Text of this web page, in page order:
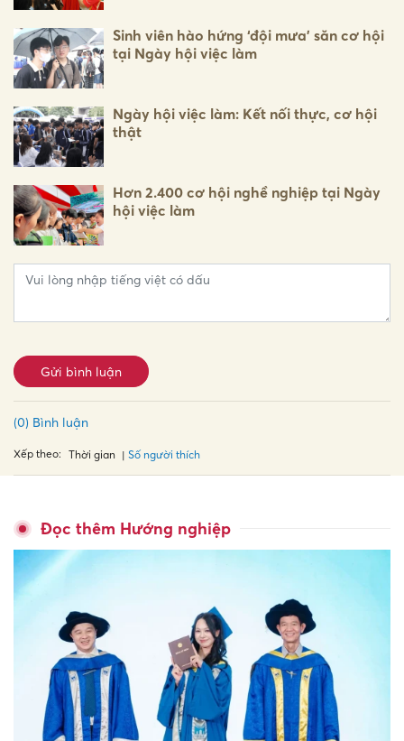
Sinh viên hào hứng ‘đội mưa’ săn cơ hội
tại Ngày hội việc làm
Ngày hội việc làm: Kết nối thực, cơ hội
thật
Hơn 2.400 cơ hội nghề nghiệp tại Ngày
hội việc làm
Gửi bình luận
(0) Bình luận
Xếp theo: Thời gian Số người thích
Đọc thêm Hướng nghiệp